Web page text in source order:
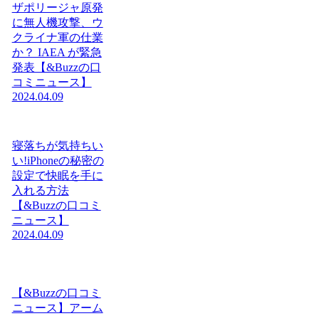
ザポリージャ原発
に無人機攻撃、ウ
クライナ軍の仕業
か？ IAEA が緊急
発表【&Buzzの口
コミニュース】
2024.04.09
寝落ちが気持ちい
い!iPhoneの秘密の
設定で快眠を手に
入れる方法
【&Buzzの口コミ
ニュース】
2024.04.09
【&Buzzの口コミ
ニュース】アーム